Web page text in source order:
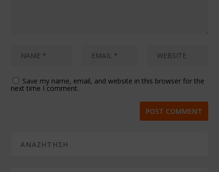
Save my name, email, and website in this browser for the
next time I comment.